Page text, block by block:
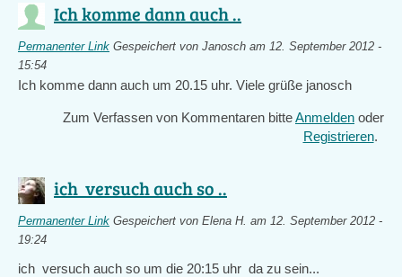
Ich komme dann auch ..
Permanenter Link Gespeichert von Janosch am 12. September 2012 -
15:54
Ich komme dann auch um 20.15 uhr. Viele grüße janosch
Zum Verfassen von Kommentaren bitteAnmelden oder
Registrieren.
ich versuch auch so ..
Permanenter Link Gespeichert von Elena H. am 12. September 2012 -
19:24
ich versuch auch so um die 20:15 uhr da zu sein...